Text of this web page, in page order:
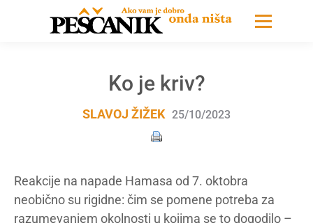
Ko je kriv?
SLAVOJ ŽIŽEK 25/10/2023
Reakcije na napade Hamasa od 7. oktobra
neobično su rigidne: čim se pomene potreba za
razumevanjem okolnosti u kojima se to dogodilo –